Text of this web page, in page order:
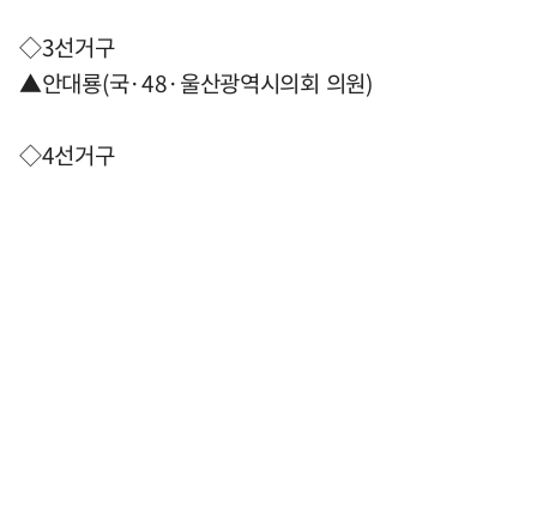
◇3선거구
▲안대룡(국·48·울산광역시의회 의원)
◇4선거구